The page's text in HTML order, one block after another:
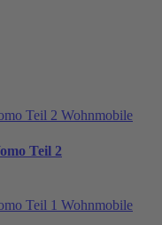
Wohnmobile
Teil 2
Wohnmobile